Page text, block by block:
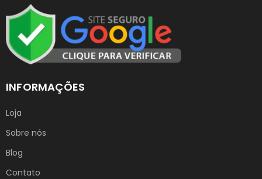
INFORMAÇÕES
Loja
Sobre nós
Blog
Contato